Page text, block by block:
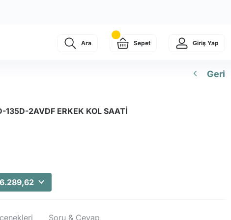
Ara Sepet Giriş Yap
Geri
135D-2AVDF ERKEK KOL SAATİ
Soru & Cevap